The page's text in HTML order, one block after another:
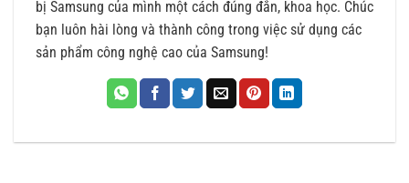
bị Samsung của mình một cách đúng đắn, khoa học. Chúc
bạn luôn hài lòng và thành công trong việc sử dụng các
sản phẩm công nghệ cao của Samsung!